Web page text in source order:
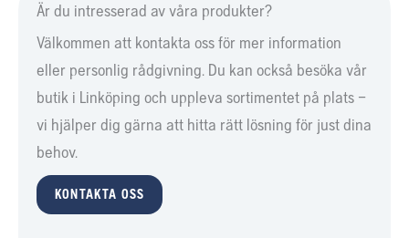
Är du intresserad av våra produkter?
Välkommen att kontakta oss för mer information
eller personlig rådgivning. Du kan också besöka vår
butik i Linköping och uppleva sortimentet på plats –
vi hjälper dig gärna att hitta rätt lösning för just dina
behov.
KONTAKTA OSS